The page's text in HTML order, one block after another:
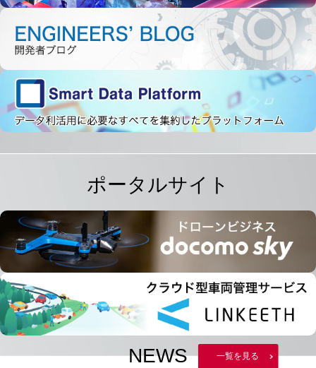
ポータルサイト
NEWS 一覧を見る